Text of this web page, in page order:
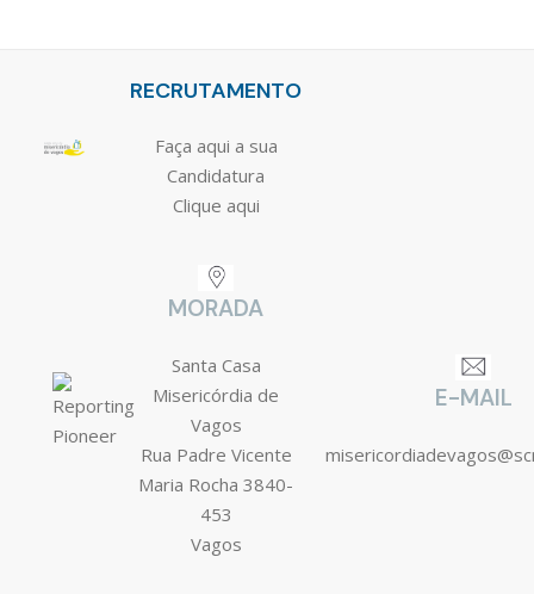
RECRUTAMENTO
Faça aqui a sua
Candidatura
Clique aqui
MORADA
Santa Casa
Misericórdia de
Vagos
Rua Padre Vicente
Maria Rocha 3840-
453
Vagos
E-MAIL